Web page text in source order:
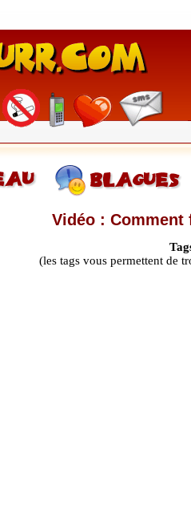
Vidéo :
(les tags vous permettent de